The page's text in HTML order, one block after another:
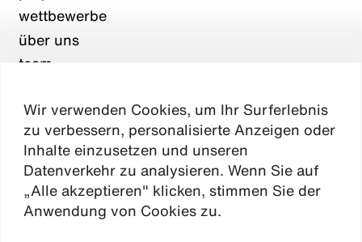
Wir verwenden Cookies, um Ihr Surferlebnis
zu verbessern, personalisierte Anzeigen oder
Inhalte einzusetzen und unseren
Datenverkehr zu analysieren. Wenn Sie auf
„Alle akzeptieren" klicken, stimmen Sie der
Anwendung von Cookies zu.
wettbewerbe
über uns
team
aktuelles
kontakt